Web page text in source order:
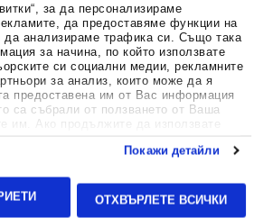
за да персонализираме
да предоставяме функции на
да анализираме трафика си. Също така
за начина, по който използвате
си социални медии, рекламните
за анализ, които може да я
предоставена им от Вас информация
са събрали от ползването от Ваша
им. Ако продължите да използвате
Покажи детайли
ОТХВЪРЛЕТЕ ВСИЧКИ
или лечение на човешки заболявания.
Вашия лекар, ако сте бременна, кърмите,
или имате някакви здравословни проблеми,
хранителна добавка. Непрекъснато се
точна и валидна информация. Ако
или коментари относно тях, моля свържете
се с нас.
eBusinessTeam • Website by
24lc.gr